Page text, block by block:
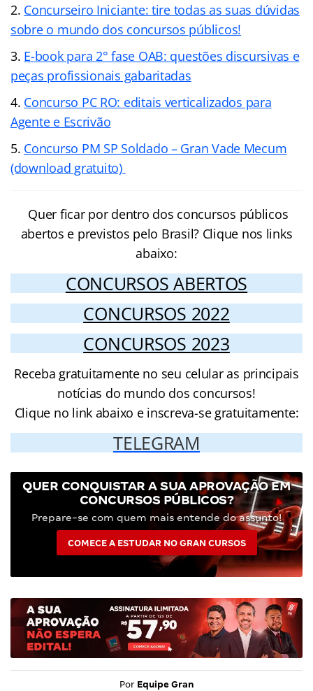
Concurseiro Iniciante: tire todas as suas dúvidas
sobre o mundo dos concursos públicos!
E-book para 2° fase OAB: questões discursivas e
peças profissionais gabaritadas
Concurso PC RO: editais verticalizados para
Agente e Escrivão
Concurso PM SP Soldado – Gran Vade Mecum
(download gratuito)
Quer ficar por dentro dos concursos públicos
abertos e previstos pelo Brasil? Clique nos links
abaixo:
CONCURSOS ABERTOS
CONCURSOS 2022
CONCURSOS 2023
Receba gratuitamente no seu celular as principais
notícias do mundo dos concursos!
Clique no link abaixo e inscreva-se gratuitamente:
TELEGRAM
QUER CONQUISTAR A SUA APROVAÇÃO EM
CONCURSOS PÚBLICOS?
Prepare-se com quem mais entende do assunto!
COMECE A ESTUDAR NO GRAN CURSOS
Por Equipe Gran